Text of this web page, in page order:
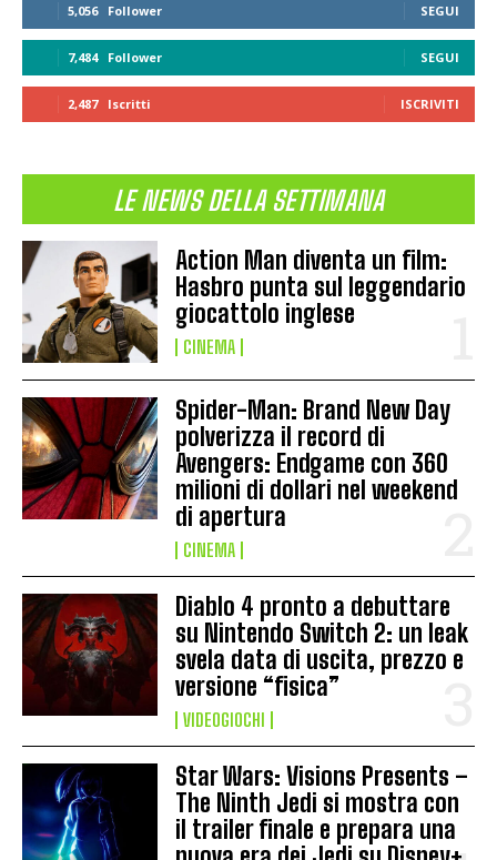
5,056 Follower SEGUI
7,484 Follower SEGUI
2,487 Iscritti ISCRIVITI
LE NEWS DELLA SETTIMANA
Action Man diventa un film:
Hasbro punta sul leggendario
giocattolo inglese
CINEMA
Spider-Man: Brand New Day
polverizza il record di
Avengers: Endgame con 360
milioni di dollari nel weekend
di apertura
CINEMA
Diablo 4 pronto a debuttare
su Nintendo Switch 2: un leak
svela data di uscita, prezzo e
versione “fisica”
VIDEOGIOCHI
Star Wars: Visions Presents –
The Ninth Jedi si mostra con
il trailer finale e prepara una